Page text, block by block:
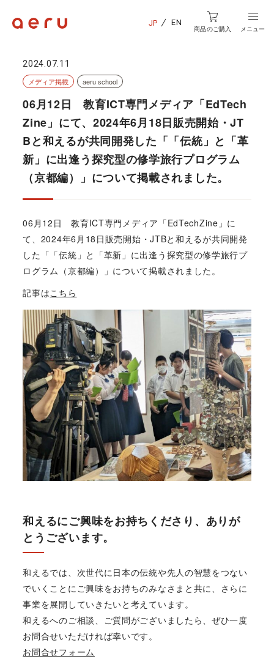
JP EN
商品のご購入 メニュー
2024.07.11
メディア掲載
aeru school
06月12日 教育ICT専門メディア「EdTech
Zine」にて、2024年6月18日販売開始・JT
Bと和えるが共同開発した「「伝統」と「革
新」に出逢う探究型の修学旅行プログラム
（京都編）」について掲載されました。
06月12日 教育ICT専門メディア「EdTechZine」に
て、2024年6月18日販売開始・JTBと和えるが共同開発
した「「伝統」と「革新」に出逢う探究型の修学旅行プ
ログラム（京都編）」について掲載されました。
記事はこちら
和えるにご興味をお持ちくださり、ありが
とうございます。
和えるでは、次世代に日本の伝統や先人の智慧をつない
でいくことにご興味をお持ちのみなさまと共に、さらに
事業を展開していきたいと考えています。
和えるへのご相談、ご質問がございましたら、ぜひ一度
お問合せいただければ幸いです。
お問合せフォーム